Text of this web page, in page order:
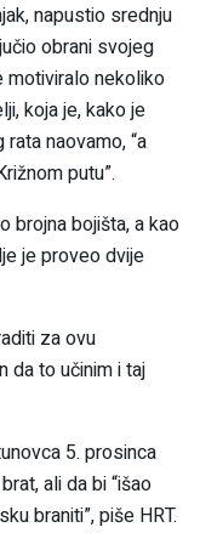
napustio srednju
obrani svojeg
motiviralo nekoliko
koja je, kako je
naovamo, “a
putu”.
brojna bojišta, a kao
je proveo dvije
za ovu
da to učinim i taj
5. prosinca
ali da bi “išao
braniti”, piše HRT.